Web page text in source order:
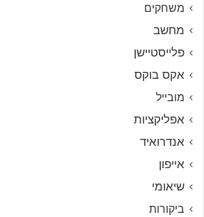
משחקים
מחשב
פלייסטיישן
אקס בוקס
מובייל
אפליקציות
אנדרואיד
אייפון
שיאומי
ביקורות